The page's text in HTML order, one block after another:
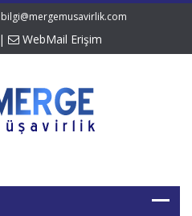
bilgi@mergemusavirlik.com
| WebMail Erişim